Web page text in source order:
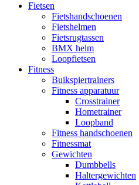
Fietsen
Fietshandschoenen
Fietshelmen
Fietsrugtassen
BMX helm
Loopfietsen
Fitness
Buikspiertrainers
Fitness apparatuur
Crosstrainer
Hometrainer
Loopband
Fitness handschoenen
Fitnessmat
Gewichten
Dumbbells
Haltergewichten